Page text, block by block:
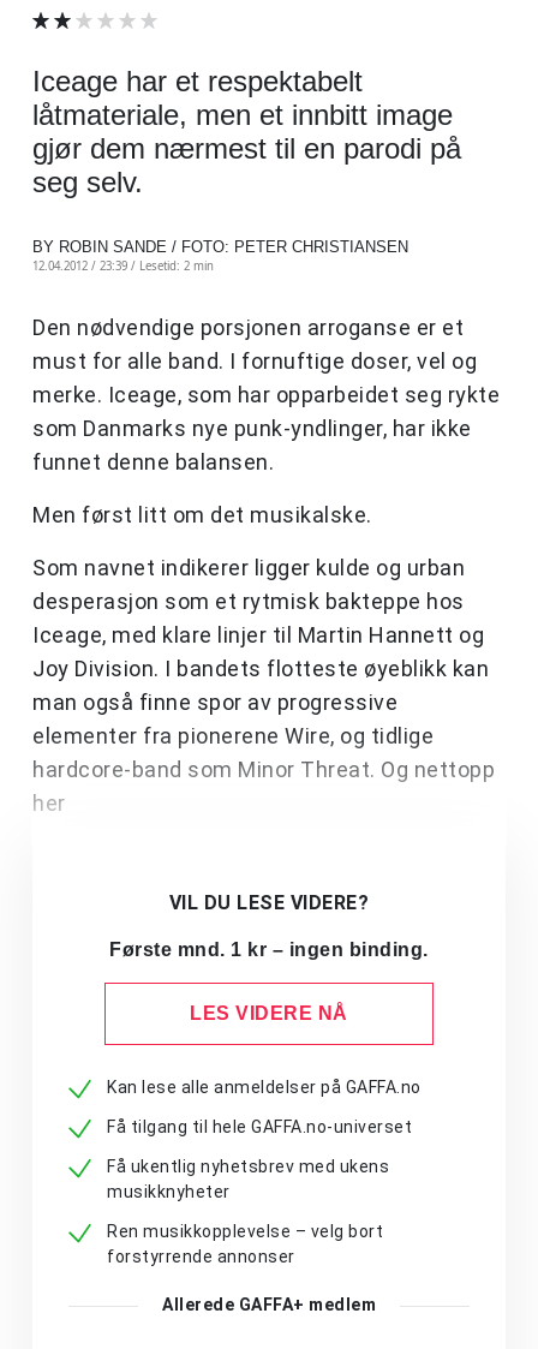
Iceage har et respektabelt
låtmateriale, men et innbitt image
gjør dem nærmest til en parodi på
seg selv.
BY ROBIN SANDE / FOTO: PETER CHRISTIANSEN
12.04.2012 / 23:39 / Lesetid: 2 min
Den nødvendige porsjonen arroganse er et
must for alle band. I fornuftige doser, vel og
merke. Iceage, som har opparbeidet seg rykte
som Danmarks nye punk-yndlinger, har ikke
funnet denne balansen.
Men først litt om det musikalske.
Som navnet indikerer ligger kulde og urban
desperasjon som et rytmisk bakteppe hos
Iceage, med klare linjer til Martin Hannett og
Joy Division. I bandets flotteste øyeblikk kan
man også finne spor av progressive
elementer fra pionerene Wire, og tidlige
hardcore-band som Minor Threat. Og nettopp
her
VIL DU LESE VIDERE?
Første mnd. 1 kr – ingen binding.
LES VIDERE NÅ
Kan lese alle anmeldelser på GAFFA.no
Få tilgang til hele GAFFA.no-universet
Få ukentlig nyhetsbrev med ukens
musikknyheter
Ren musikkopplevelse – velg bort
forstyrrende annonser
Allerede GAFFA+ medlem